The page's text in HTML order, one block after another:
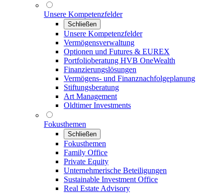
Unsere Kompetenzfelder
Schließen
Unsere Kompetenzfelder
Vermögensverwaltung
Optionen und Futures & EUREX
Portfolioberatung HVB OneWealth
Finanzierungslösungen
Vermögens- und Finanznachfolgeplanung
Stiftungsberatung
Art Management
Oldtimer Investments
Fokusthemen
Schließen
Fokusthemen
Family Office
Private Equity
Unternehmerische Beteiligungen
Sustainable Investment Office
Real Estate Advisory